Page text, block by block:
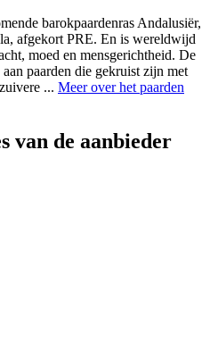
barokpaardenras Andalusiër,
afgekort PRE. En is wereldwijd
moed en mensgerichtheid. De
paarden die gekruist zijn met
... Meer over het paarden
van de aanbieder